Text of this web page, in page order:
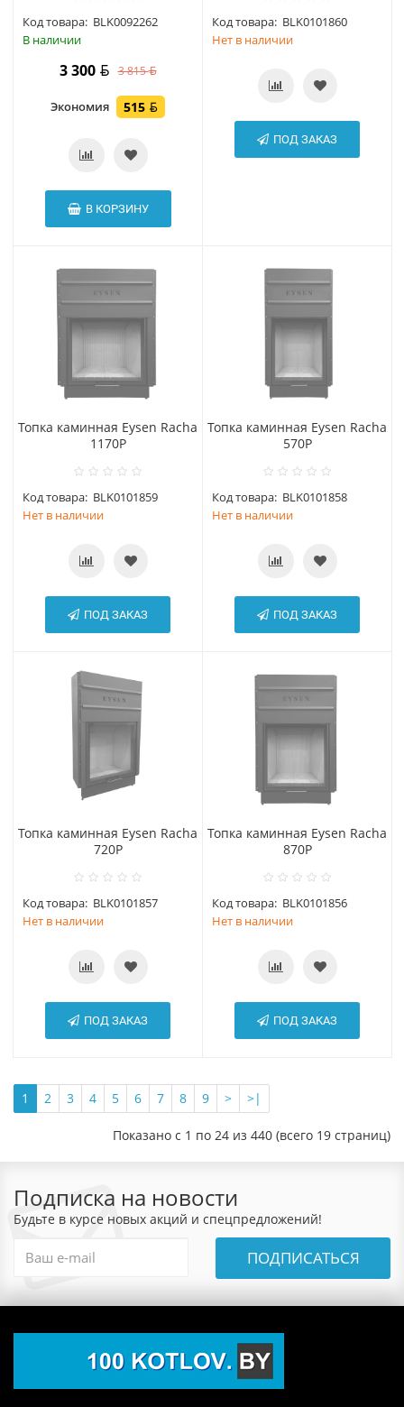
Код товара: BLK0092262
В наличии
3 300 3 815
Экономия 515
В КОРЗИНУ
Код товара: BLK0101860
Нет в наличии
ПОД ЗАКАЗ
Топка каминная Eysen Racha
1170P
Код товара: BLK0101859
Нет в наличии
ПОД ЗАКАЗ
Топка каминная Eysen Racha
570P
Код товара: BLK0101858
Нет в наличии
ПОД ЗАКАЗ
Топка каминная Eysen Racha
720P
Код товара: BLK0101857
Нет в наличии
ПОД ЗАКАЗ
Топка каминная Eysen Racha
870P
Код товара: BLK0101856
Нет в наличии
ПОД ЗАКАЗ
1 2 3 4 5 6 7 8 9 > >|
Показано с 1 по 24 из 440 (всего 19 страниц)
Подписка на новости
Будьте в курсе новых акций и спецпредложений!
ПОДПИСАТЬСЯ